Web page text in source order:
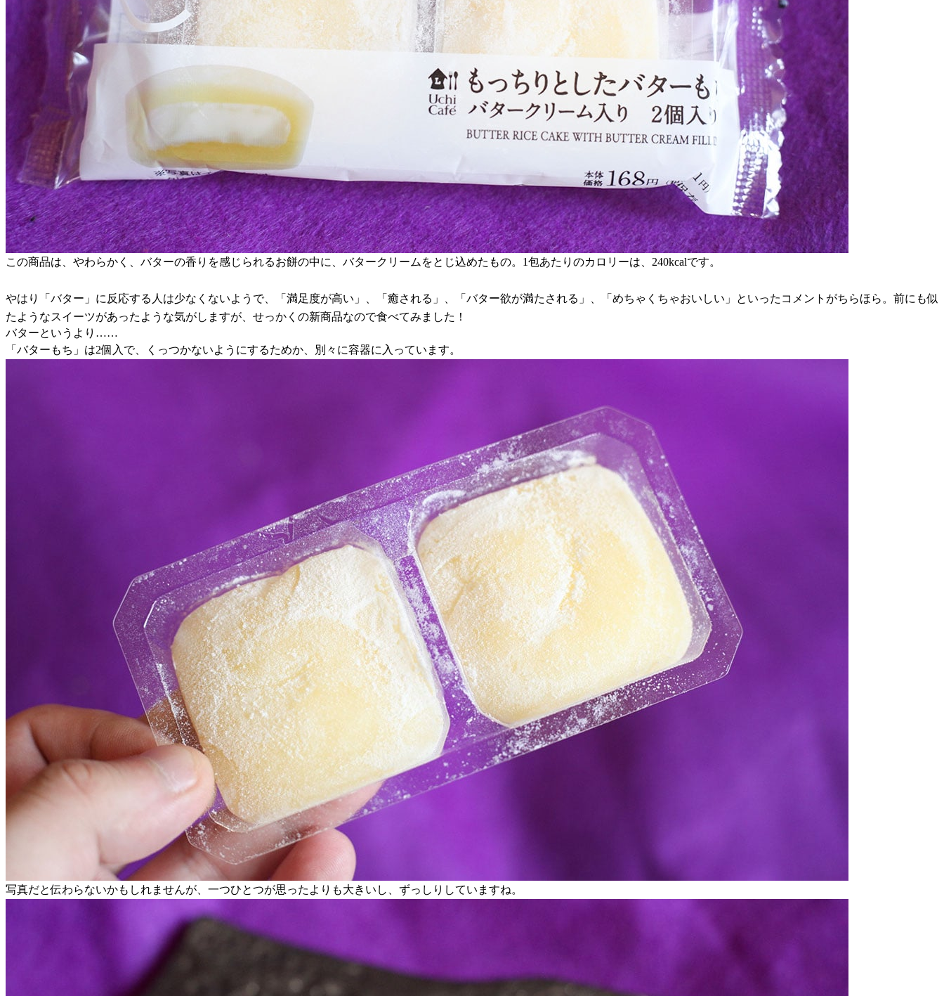
この商品は、やわらかく、バターの香りを感じられるお餅の中に、バタークリームをとじ込めたもの。1包あたりのカロリーは、240kcalです。
やはり「バター」に反応する人は少なくないようで、「満足度が高い」、「癒される」、「バター欲が満たされる」、「めちゃくちゃおいしい」といったコメントがちらほら。前にも似
たようなスイーツがあったような気がしますが、せっかくの新商品なので食べてみました！
バターというより……
「バターもち」は2個入で、くっつかないようにするためか、別々に容器に入っています。
写真だと伝わらないかもしれませんが、一つひとつが思ったよりも大きいし、ずっしりしていますね。